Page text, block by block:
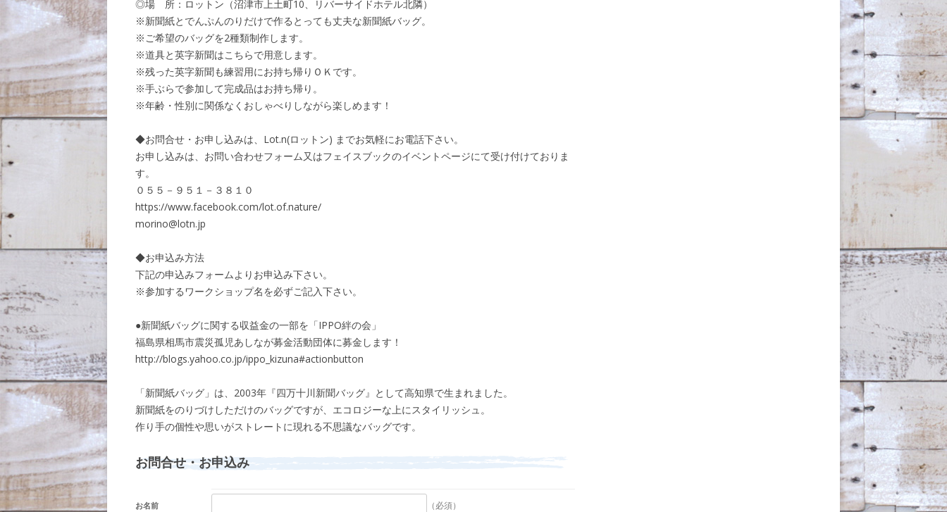
◎場 所：ロットン（沼津市上土町10、リバーサイドホテル北隣）
※新聞紙とでんぷんのりだけで作るとっても丈夫な新聞紙バッグ。
※ご希望のバッグを2種類制作します。
※道具と英字新聞はこちらで用意します。
※残った英字新聞も練習用にお持ち帰りＯＫです。
※手ぶらで参加して完成品はお持ち帰り。
※年齢・性別に関係なくおしゃべりしながら楽しめます！
◆お問合せ・お申し込みは、Lot.n(ロットン) までお気軽にお電話下さい。
お申し込みは、お問い合わせフォーム又はフェイスブックのイベントページにて受け付けておりま
す。
０５５－９５１－３８１０
https://www.facebook.com/lot.of.nature/
morino@lotn.jp
◆お申込み方法
下記の申込みフォームよりお申込み下さい。
※参加するワークショップ名を必ずご記入下さい。
●新聞紙バッグに関する収益金の一部を「IPPO絆の会」
福島県相馬市震災孤児あしなが募金活動団体に募金します！
http://blogs.yahoo.co.jp/ippo_kizuna#actionbutton
「新聞紙バッグ」は、2003年『四万十川新聞バッグ』として高知県で生まれました。
新聞紙をのりづけしただけのバッグですが、エコロジーな上にスタイリッシュ。
作り手の個性や思いがストレートに現れる不思議なバッグです。
お問合せ・お申込み
お名前 （必須）